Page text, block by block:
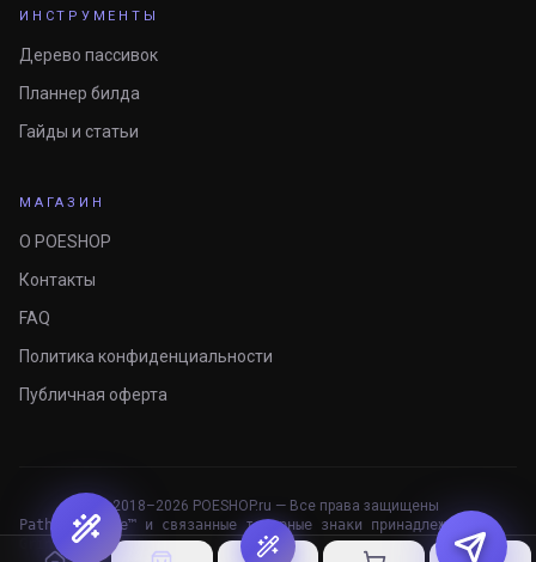
ИНСТРУМЕНТЫ
Дерево пассивок
Планнер билда
Гайды и статьи
МАГАЗИН
О POESHOP
Контакты
FAQ
Политика конфиденциальности
Публичная оферта
© 2018–2026 POESHOP.ru — Все права защищены
Path of Exile™ и связанные товарные знаки принадлежат
Grinding Gear Games.